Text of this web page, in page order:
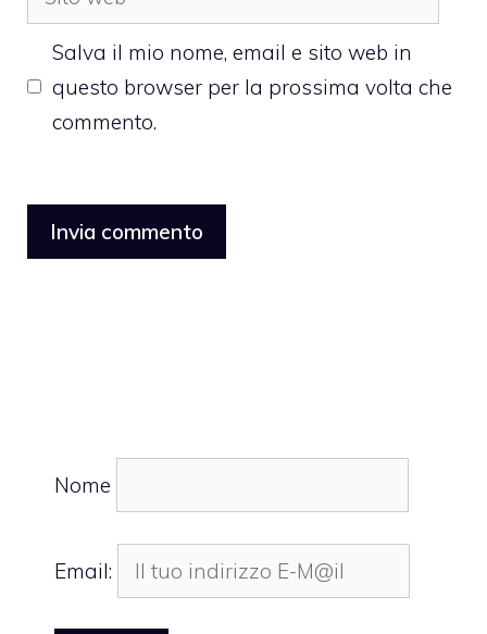
web
Salva il mio nome, email e sito web in
questo browser per la prossima volta che
commento.
Nome
Email: